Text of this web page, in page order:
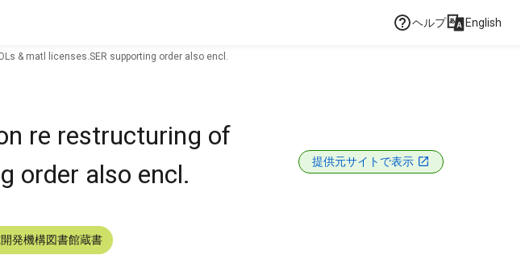
ヘルプ English
& matl licenses.SER supporting order also encl.
re restructuring of
order also encl.
提供元サイトで表示
発機構図書館蔵書